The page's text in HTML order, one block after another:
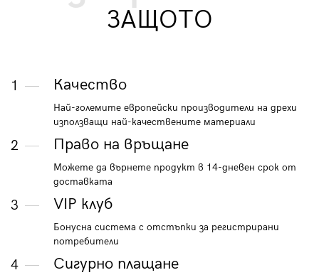
ЗАЩОТО
1 Качество
Най-големите европейски производители на дрехи
използващи най-качествените материали
2 Право на връщане
Можете да върнете продукт в 14-дневен срок от
доставката
3 VIP клуб
Бонусна система с отстъпки за регистрирани
потребители
4 Сигурно плащане